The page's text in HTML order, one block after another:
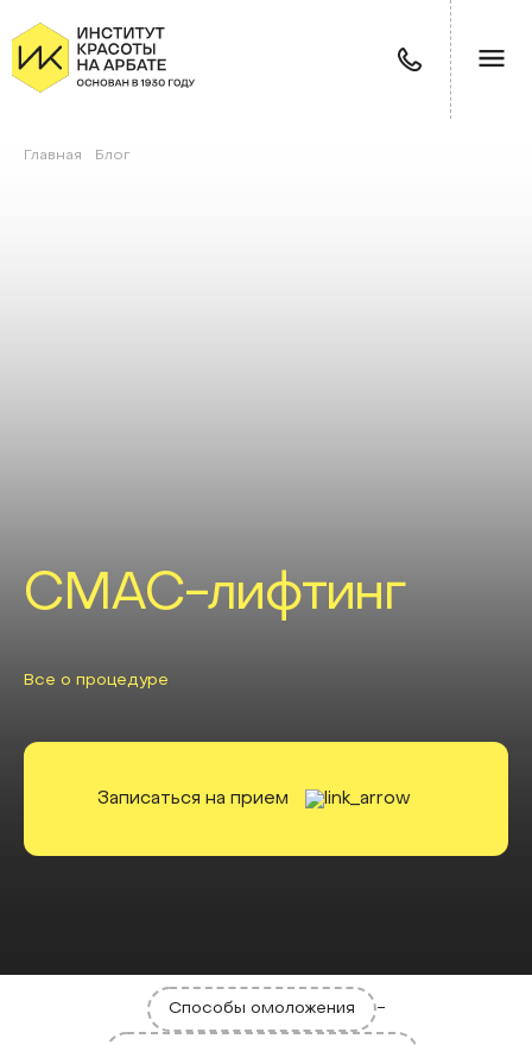
Главная Блог
СМАС-лифтинг
Все о процедуре
Записаться на прием
Способы омоложения -